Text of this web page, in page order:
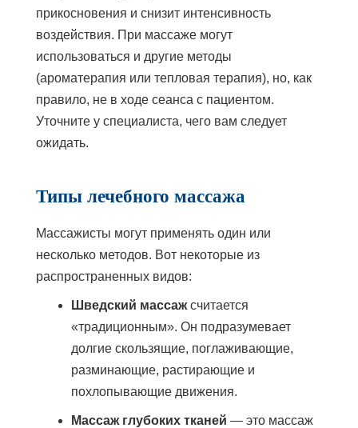
прикосновения и снизит интенсивность
воздействия. При массаже могут
использоваться и другие методы
(ароматерапия или тепловая терапия), но, как
правило, не в ходе сеанса с пациентом.
Уточните у специалиста, чего вам следует
ожидать.
Типы лечебного массажа
Массажисты могут применять один или
несколько методов. Вот некоторые из
распространенных видов:
Шведский массажсчитается
«традиционным». Он подразумевает
долгие скользящие, поглаживающие,
разминающие, растирающие и
похлопывающие движения.
Массаж глубоких тканей — это массаж